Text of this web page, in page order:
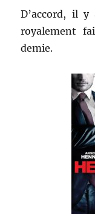
D’accord, il
royalement
demie.